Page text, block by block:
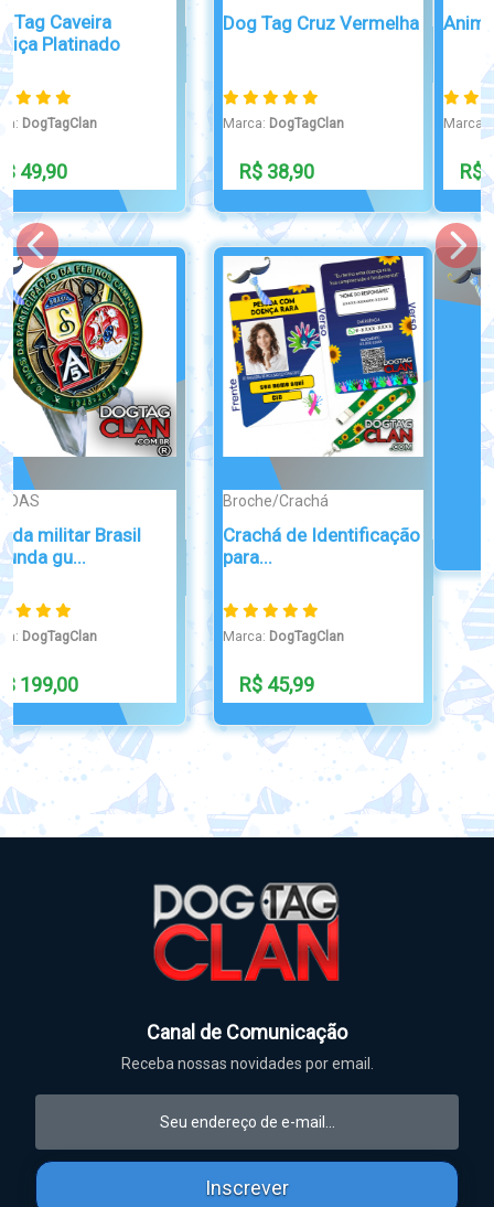
Animal tag
Marca:DogTagClan
R$ 89,90
Dog Tag Aviação
Marca:DogTagClan
R$ 39,90
Broche/Crachá
Cordão TDAH e TOD
com Trava de...
Marca: DogTagClan
R$ 12,99
Canal de Comunicação
Receba nossas novidades por email.
Inscrever